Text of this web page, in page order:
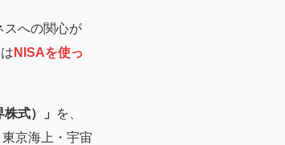
スへの関心が
NISAを使っ
式）」
を、
京海上・宇宙